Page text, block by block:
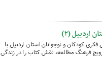
اردبیل (۲)
کودکان و نوجوانان استان اردبیل با
فرهنگ مطالعه، نقش کتاب را در زندگی